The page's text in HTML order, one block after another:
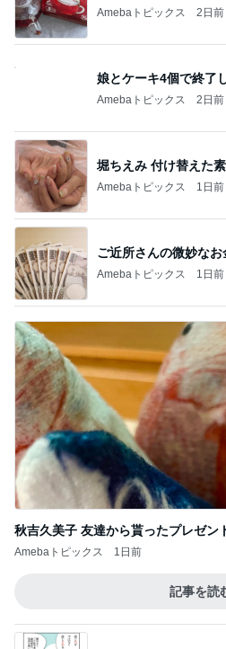
Amebaトピックス 2日前
娘とケーキ4個で終了
Amebaトピックス 2日前
堀ちえみ 付け替えた
Amebaトピックス 1日前
ご近所さんの微妙なお
Amebaトピックス 1日前
秋吉久美子 友達から貰ったプレゼン
Amebaトピックス 1日前
記事を読